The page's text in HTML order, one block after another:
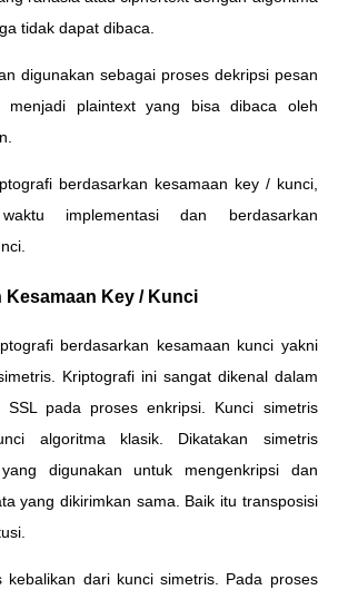
tidak dapat dibaca.
digunakan sebagai proses dekripsi pesan
menjadi plaintext yang bisa dibaca oleh
berdasarkan kesamaan key / kunci,
implementasi dan berdasarkan
Kesamaan Key / Kunci
berdasarkan kesamaan kunci yakni
Kriptografi ini sangat dikenal dalam
SSL pada proses enkripsi. Kunci simetris
algoritma klasik. Dikatakan simetris
digunakan untuk mengenkripsi dan
yang dikirimkan sama. Baik itu transposisi
kebalikan dari kunci simetris. Pada proses